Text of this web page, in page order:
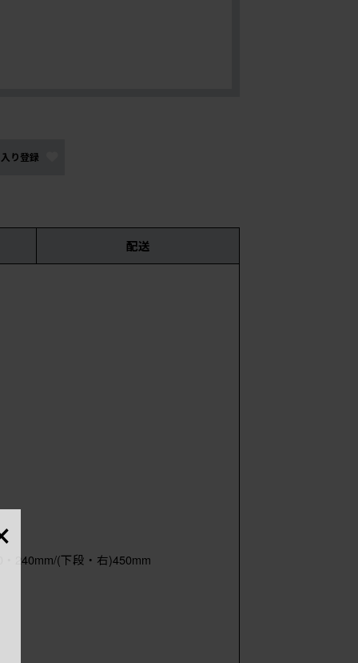
り登録
配送
240mm/(下段・右)450mm